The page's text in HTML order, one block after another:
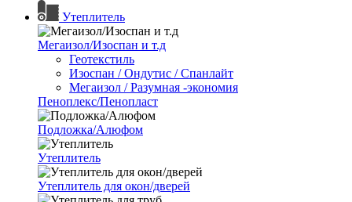
Утеплитель
Мегаизол/Изоспан и т.д
Геотекстиль
Изоспан / Ондутис / Спанлайт
Мегаизол / Разумная -экономия
Пеноплекс/Пенопласт
Подложка/Алюфом
Утеплитель
Утеплитель для окон/дверей